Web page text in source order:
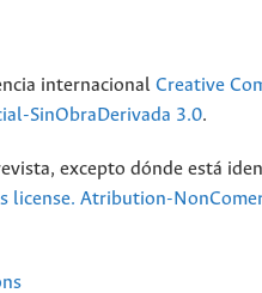
internacional Creative
SinObraDerivada 3.0.
excepto dónde está
license. Atribution-